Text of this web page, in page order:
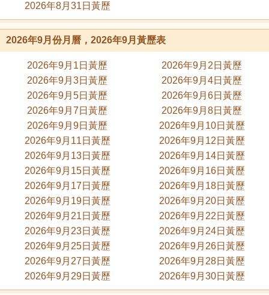
2026年8月31日黃歷
2026年9月份月曆，2026年9月黃歷表
2026年9月1日黃歷
2026年9月2日黃歷
2026年9月3日黃歷
2026年9月4日黃歷
2026年9月5日黃歷
2026年9月6日黃歷
2026年9月7日黃歷
2026年9月8日黃歷
2026年9月9日黃歷
2026年9月10日黃歷
2026年9月11日黃歷
2026年9月12日黃歷
2026年9月13日黃歷
2026年9月14日黃歷
2026年9月15日黃歷
2026年9月16日黃歷
2026年9月17日黃歷
2026年9月18日黃歷
2026年9月19日黃歷
2026年9月20日黃歷
2026年9月21日黃歷
2026年9月22日黃歷
2026年9月23日黃歷
2026年9月24日黃歷
2026年9月25日黃歷
2026年9月26日黃歷
2026年9月27日黃歷
2026年9月28日黃歷
2026年9月29日黃歷
2026年9月30日黃歷